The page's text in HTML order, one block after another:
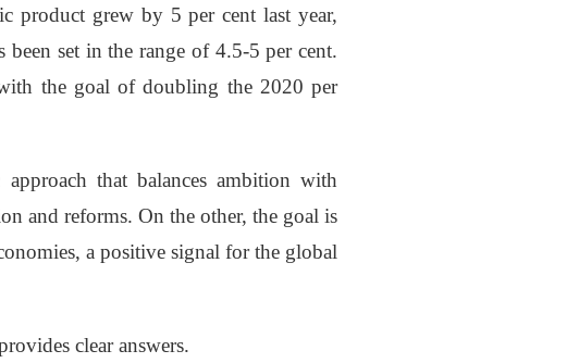
product grew by 5 per cent last year,
set in the range of 4.5-5 per cent.
the goal of doubling the 2020 per
that balances ambition with
and reforms. On the other, the goal is
a positive signal for the global
clear answers.